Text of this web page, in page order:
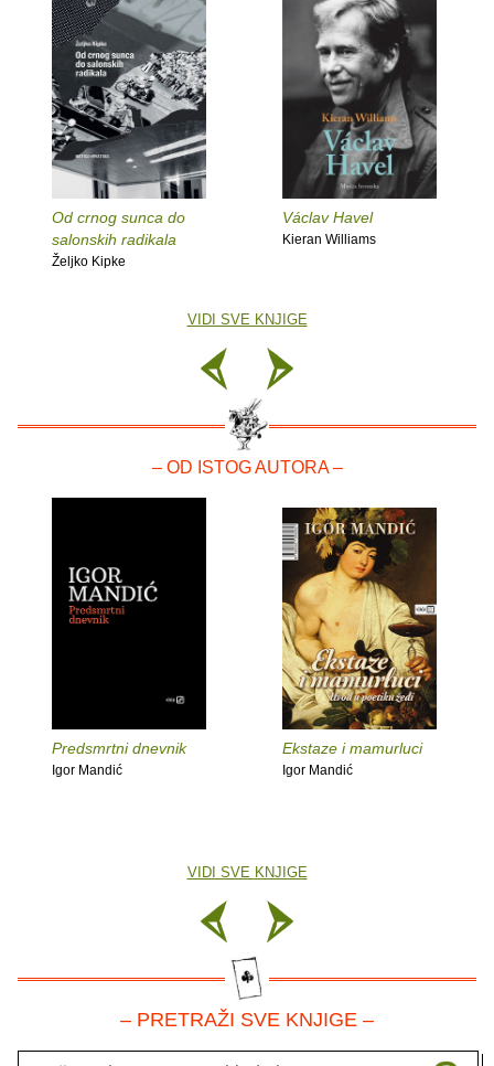
Od crnog sunca do
salonskih radikala
Željko Kipke
Václav Havel
Kieran Williams
VIDI SVE KNJIGE
– OD ISTOG AUTORA –
Predsmrtni dnevnik
Igor Mandić
Ekstaze i mamurluci
Igor Mandić
VIDI SVE KNJIGE
– PRETRAŽI SVE KNJIGE –